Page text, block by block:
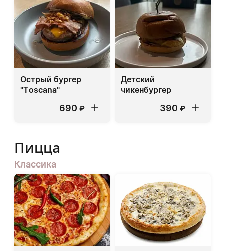
Острый бургер
"Toscana"
690 ₽
Детский
чикенбургер
390 ₽
Пицца
Классика